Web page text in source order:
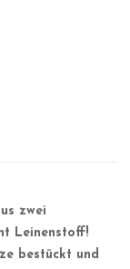
zwei
Leinenstoff!
bestückt und